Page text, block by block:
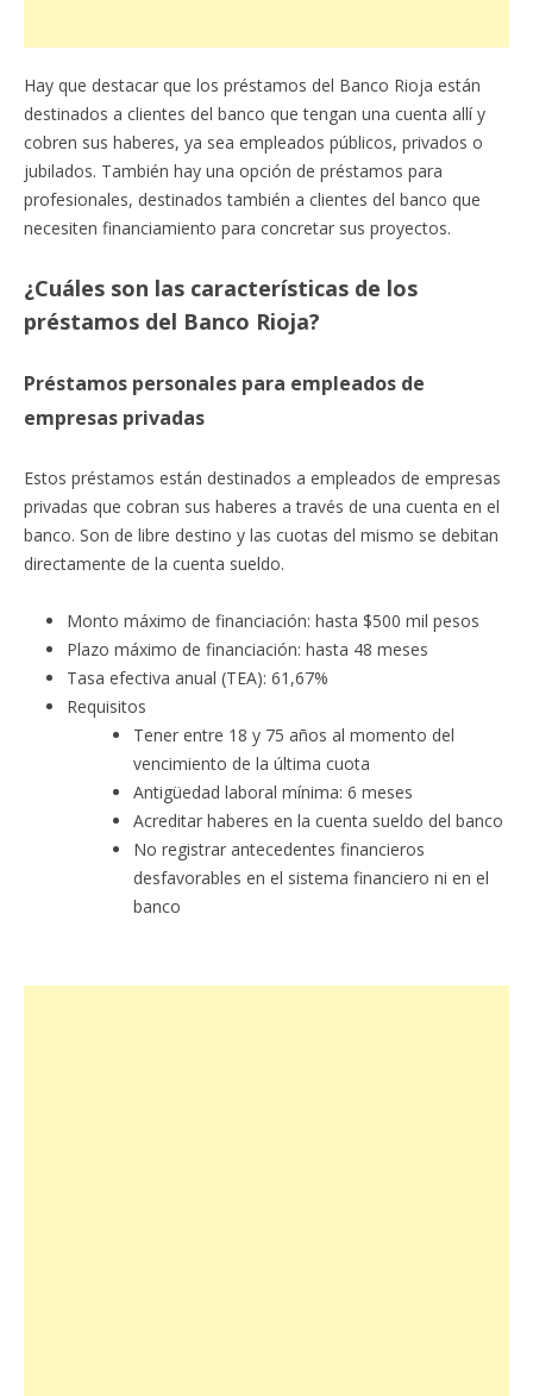
Hay que destacar que los préstamos del Banco Rioja están
destinados a clientes del banco que tengan una cuenta allí y
cobren sus haberes, ya sea empleados públicos, privados o
jubilados. También hay una opción de préstamos para
profesionales, destinados también a clientes del banco que
necesiten financiamiento para concretar sus proyectos.
¿Cuáles son las características de los
préstamos del Banco Rioja?
Préstamos personales para empleados de
empresas privadas
Estos préstamos están destinados a empleados de empresas
privadas que cobran sus haberes a través de una cuenta en el
banco. Son de libre destino y las cuotas del mismo se debitan
directamente de la cuenta sueldo.
Monto máximo de financiación: hasta $500 mil pesos
Plazo máximo de financiación: hasta 48 meses
Tasa efectiva anual (TEA): 61,67%
Requisitos
Tener entre 18 y 75 años al momento del
vencimiento de la última cuota
Antigüedad laboral mínima: 6 meses
Acreditar haberes en la cuenta sueldo del banco
No registrar antecedentes financieros
desfavorables en el sistema financiero ni en el
banco